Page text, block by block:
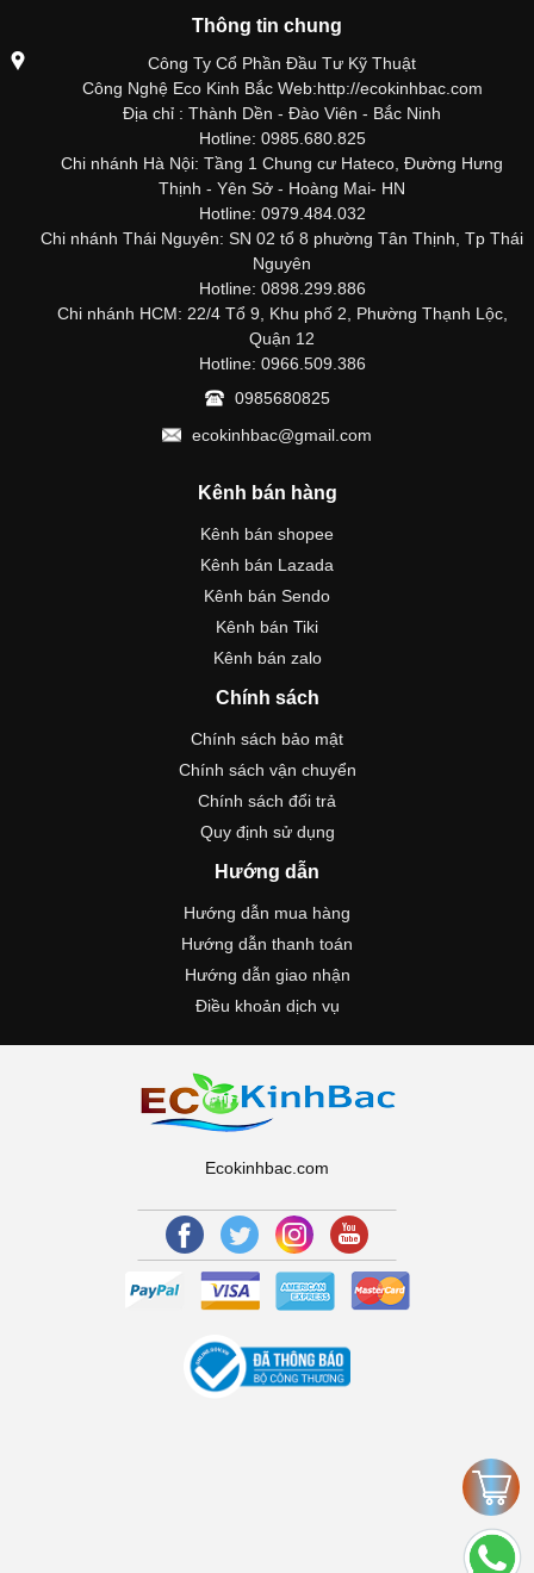
Thông tin chung
Công Ty Cổ Phần Đầu Tư Kỹ Thuật
Công Nghệ Eco Kinh Bắc Web:http://ecokinhbac.com
Địa chỉ : Thành Dền - Đào Viên - Bắc Ninh
Hotline: 0985.680.825
Chi nhánh Hà Nội: Tầng 1 Chung cư Hateco, Đường Hưng
Thịnh - Yên Sở - Hoàng Mai- HN
Hotline: 0979.484.032
Chi nhánh Thái Nguyên: SN 02 tổ 8 phường Tân Thịnh, Tp Thái
Nguyên
Hotline: 0898.299.886
Chi nhánh HCM: 22/4 Tổ 9, Khu phố 2, Phường Thạnh Lộc,
Quận 12
Hotline: 0966.509.386
0985680825
ecokinhbac@gmail.com
Kênh bán hàng
Kênh bán shopee
Kênh bán Lazada
Kênh bán Sendo
Kênh bán Tiki
Kênh bán zalo
Chính sách
Chính sách bảo mật
Chính sách vận chuyển
Chính sách đổi trả
Quy định sử dụng
Hướng dẫn
Hướng dẫn mua hàng
Hướng dẫn thanh toán
Hướng dẫn giao nhận
Điều khoản dịch vụ
Ecokinhbac.com